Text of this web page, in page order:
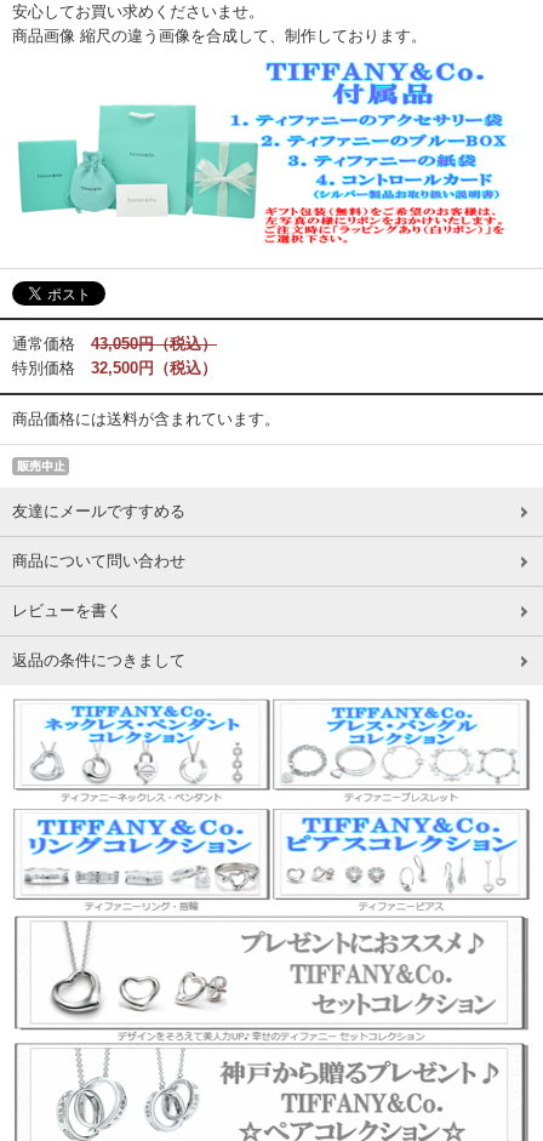
安心してお買い求めくださいませ。
商品画像 縮尺の違う画像を合成して、制作しております。
通常価格
43,050円（税込）
特別価格
32,500円（税込）
商品価格には送料が含まれています。
友達にメールですすめる
商品について問い合わせ
レビューを書く
返品の条件につきまして